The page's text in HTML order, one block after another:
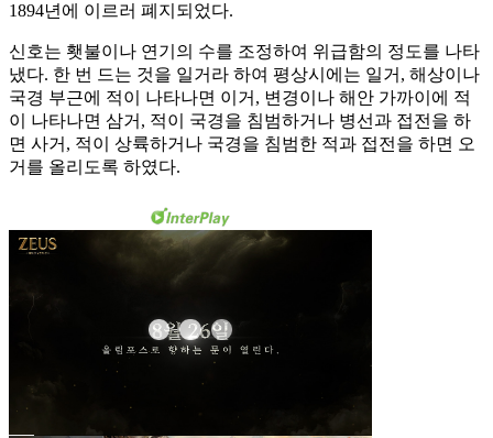
1894년에 이르러 폐지되었다.
신호는 횃불이나 연기의 수를 조정하여 위급함의 정도를 나타
냈다. 한 번 드는 것을 일거라 하여 평상시에는 일거, 해상이나
국경 부근에 적이 나타나면 이거, 변경이나 해안 가까이에 적
이 나타나면 삼거, 적이 국경을 침범하거나 병선과 접전을 하
면 사거, 적이 상륙하거나 국경을 침범한 적과 접전을 하면 오
거를 올리도록 하였다.